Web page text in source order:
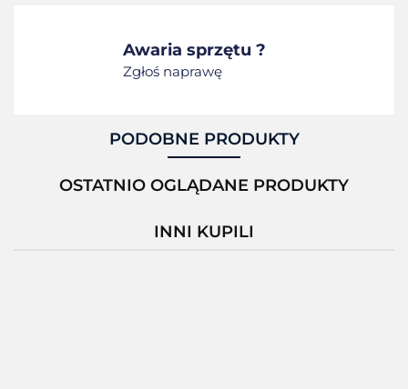
Awaria sprzętu ?
Zgłoś naprawę
PODOBNE PRODUKTY
OSTATNIO OGLĄDANE PRODUKTY
INNI KUPILI